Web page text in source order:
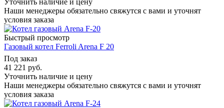
Наши менеджеры обязательно свяжутся с вами и уточнят
условия заказа
Быстрый просмотр
Газовый котел Ferroli Arena F 20
Под заказ
41 221 руб.
Уточнить наличие и цену
Наши менеджеры обязательно свяжутся с вами и уточнят
условия заказа